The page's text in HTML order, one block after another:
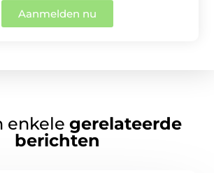
Aanmelden nu
enkele gerelateerde
berichten